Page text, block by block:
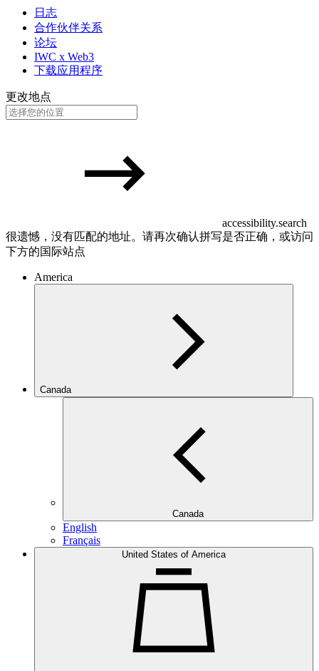
日志
合作伙伴关系
论坛
IWC x Web3
下载应用程序
更改地点
accessibility.search
很遗憾，没有匹配的地址。请再次确认拼写是否正确，或访问
下方的国际站点
America
Canada
Canada
English
Français
United States of America